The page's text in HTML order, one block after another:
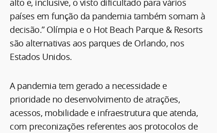
alto e, inclusive, o visto dificultado para vários
países em função da pandemia também somam à
decisão.” Olímpia e o Hot Beach Parque & Resorts
são alternativas aos parques de Orlando, nos
Estados Unidos.
A pandemia tem gerado a necessidade e
prioridade no desenvolvimento de atrações,
acessos, mobilidade e infraestrutura que atenda,
com preconizações referentes aos protocolos de